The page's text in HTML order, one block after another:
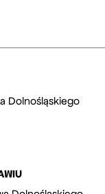
Dolnośląskiego